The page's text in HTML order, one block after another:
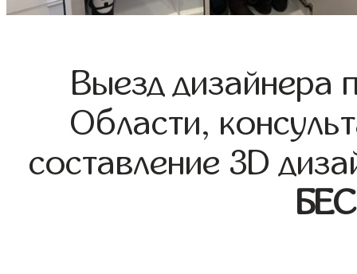
Выезд дизайнера
Области,
составление 3D